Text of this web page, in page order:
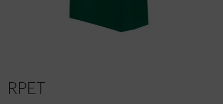
RPET